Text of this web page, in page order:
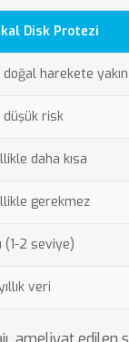
Disk Protezi
doğal harekete yakın
düşük risk
daha kısa
gerekmez
(1-2 seviye)
veri